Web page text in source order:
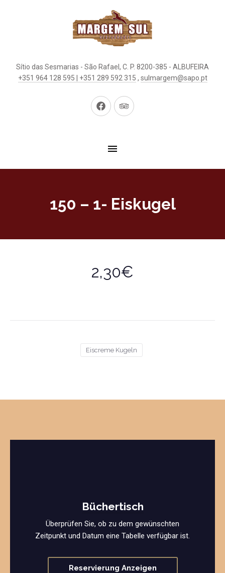
Sítio das Sesmarias - São Rafael, C. P. 8200-385 - ALBUFEIRA
+351 964 128 595 | +351 289 592 315 , sulmargem@sapo.pt
Neues Neues
150 – 1- Eiskugel
2,30€
Eiscreme Kugeln
Büchertisch
Überprüfen Sie, ob zu dem gewünschten
Zeitpunkt und Datum eine Tabelle verfügbar ist.
Reservierung Anzeigen